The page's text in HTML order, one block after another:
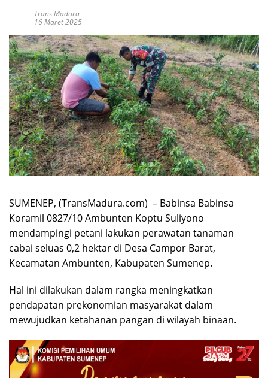
Trans Madura
16 Maret 2025
SUMENEP, (TransMadura.com) – Babinsa Babinsa
Koramil 0827/10 Ambunten Koptu Suliyono
mendampingi petani lakukan perawatan tanaman
cabai seluas 0,2 hektar di Desa Campor Barat,
Kecamatan Ambunten, Kabupaten Sumenep.
Hal ini dilakukan dalam rangka meningkatkan
pendapatan prekonomian masyarakat dalam
mewujudkan ketahanan pangan di wilayah binaan.